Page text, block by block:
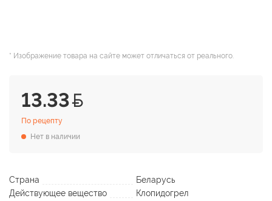
* Изображение товара на сайте может отличаться от реального.
13.33
По рецепту
Нет в наличии
Страна
Беларусь
Действующее вещество
Клопидогрел